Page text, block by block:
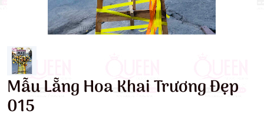
Mẫu Lẵng Hoa Khai Trương Đẹp
015